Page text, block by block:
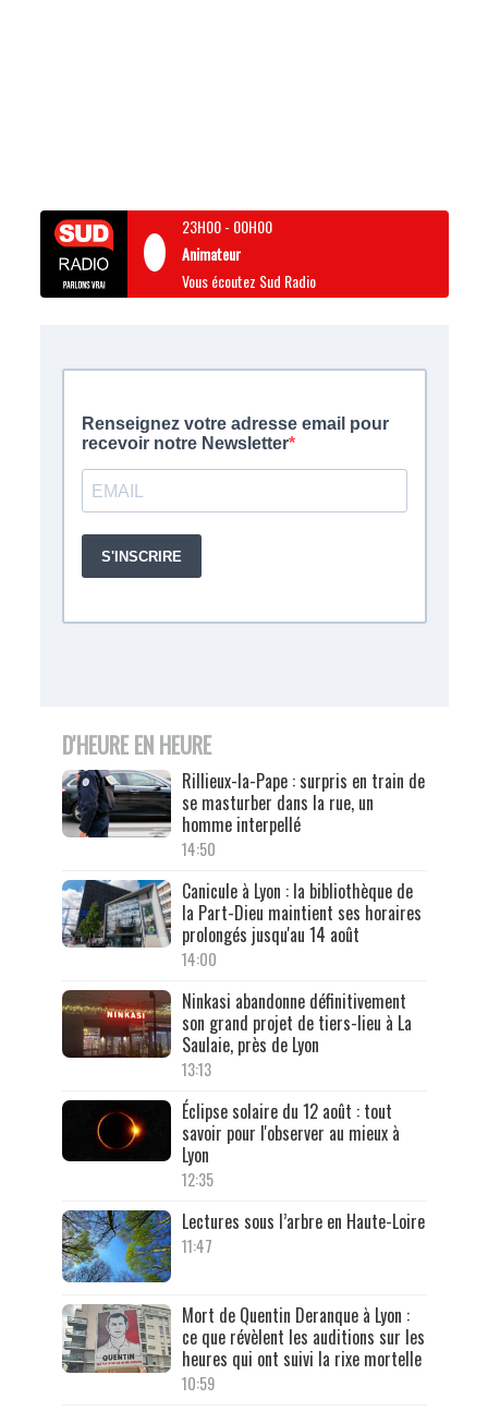
23H00- 00H00
Animateur
Vous écoutez Sud Radio
D'HEURE EN HEURE
Rillieux-la-Pape : surpris en train de
se masturber dans la rue, un
homme interpellé
14:50
Canicule à Lyon : la bibliothèque de
la Part-Dieu maintient ses horaires
prolongés jusqu'au 14 août
14:00
Ninkasi abandonne définitivement
son grand projet de tiers-lieu à La
Saulaie, près de Lyon
13:13
Éclipse solaire du 12 août : tout
savoir pour l'observer au mieux à
Lyon
12:35
Lectures sous l’arbre en Haute-Loire
11:47
Mort de Quentin Deranque à Lyon :
ce que révèlent les auditions sur les
heures qui ont suivi la rixe mortelle
10:59